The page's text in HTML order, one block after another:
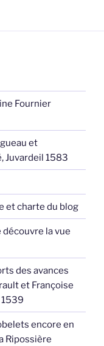
Fournier
et
Juvardeil 1583
et charte du blog
découvre la vue
des avances
et Françoise
encore en
Ripossière